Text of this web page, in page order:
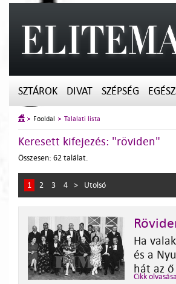
SZTÁROK DIVAT SZÉPSÉG
Főoldal Találati lista
Keresett kifejezés: "röviden"
Összesen: 62 találat.
1 2 3 4 > Utolsó
Ha
és a
hát az
Cikk olvasása